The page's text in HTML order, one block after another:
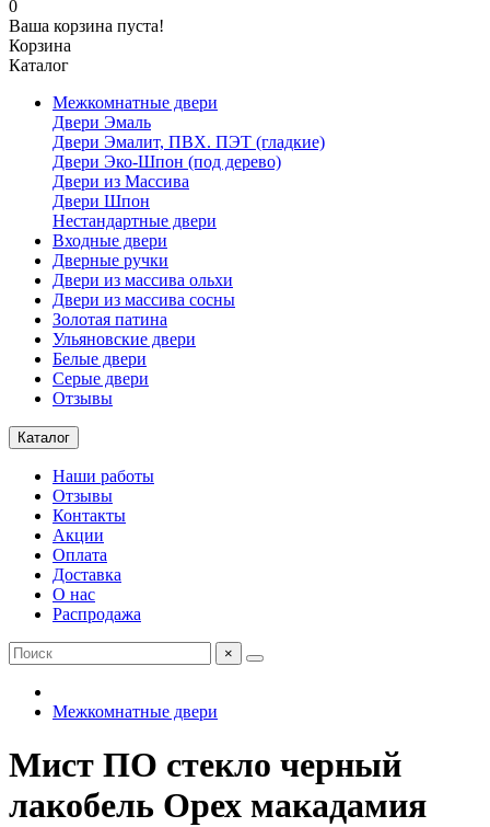
0
Ваша корзина пуста!
Корзина
Каталог
Межкомнатные двери
Двери Эмаль
Двери Эмалит, ПВХ. ПЭТ (гладкие)
Двери Эко-Шпон (под дерево)
Двери из Массива
Двери Шпон
Нестандартные двери
Входные двери
Дверные ручки
Двери из массива ольхи
Двери из массива сосны
Золотая патина
Ульяновские двери
Белые двери
Серые двери
Отзывы
Каталог
Наши работы
Отзывы
Контакты
Акции
Оплата
Доставка
О нас
Распродажа
×
Межкомнатные двери
Мист ПО стекло черный
лакобель Орех макадамия